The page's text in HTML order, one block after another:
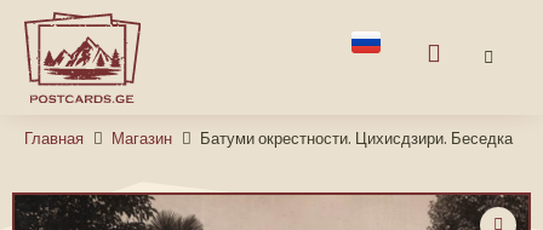
Главная Магазин Батуми окрестности. Цихисдзири. Беседка